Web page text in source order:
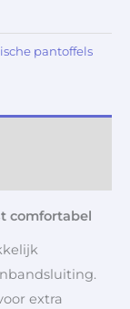
pantoffels
comfortabel
extra